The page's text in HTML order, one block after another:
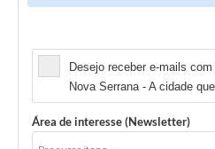
Desejo receber e-mails
Nova Serrana - A cidade
Área de interesse (Newsletter)